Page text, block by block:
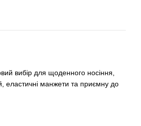
вибір для щоденного носіння,
еластичні манжети та приємну до